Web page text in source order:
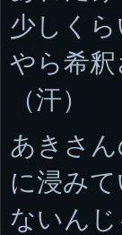
少しく
やら希
（汗）
あきさ
に浸み
ないん